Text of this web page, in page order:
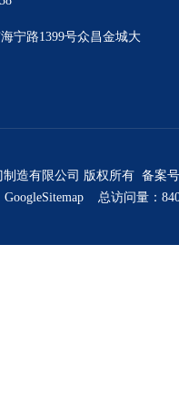
宁路1399号众昌金城大
造有限公司 版权所有 备案
GoogleSitemap 总访问量：